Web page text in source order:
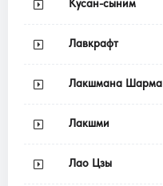
Кусан-сыним
Лавкрафт
Лакшмана Шарма
Лакшми
Лао Цзы